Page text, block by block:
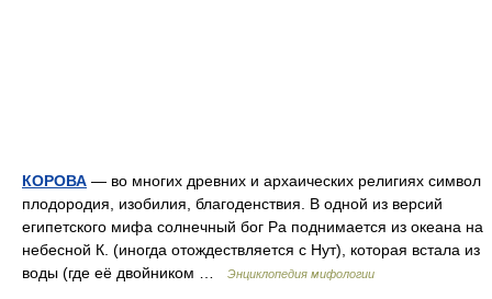
КОРОВА — во многих древних и архаических религиях символ
плодородия, изобилия, благоденствия. В одной из версий
египетского мифа солнечный бог Ра поднимается из океана на
небесной К. (иногда отождествляется с Нут), которая встала из
воды (где её двойником …
Энциклопедия мифологии